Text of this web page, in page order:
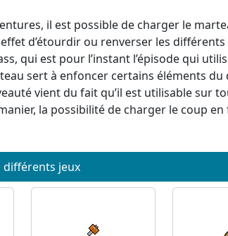
il est possible de charger le
d’étourdir ou renverser les
qui est pour l’instant l’épisode qui
sert à enfoncer certains éléments
vient du fait qu’il est utilisable sur
la possibilité de charger le coup
différents jeux